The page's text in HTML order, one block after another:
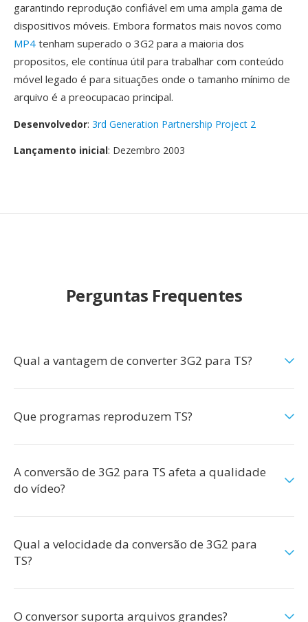
garantindo reprodução confiável em uma ampla gama de
dispositivos móveis. Embora formatos mais novos como
MP4 tenham superado o 3G2 para a maioria dos
propositos, ele contínua útil para trabalhar com conteúdo
móvel legado é para situações onde o tamanho mínimo de
arquivo é a preocupacao principal.
Desenvolvedor: 3rd Generation Partnership Project 2
Lançamento inicial: Dezembro 2003
Perguntas Frequentes
Qual a vantagem de converter 3G2 para TS?
Que programas reproduzem TS?
A conversão de 3G2 para TS afeta a qualidade
do vídeo?
Qual a velocidade da conversão de 3G2 para
TS?
O conversor suporta arquivos grandes?